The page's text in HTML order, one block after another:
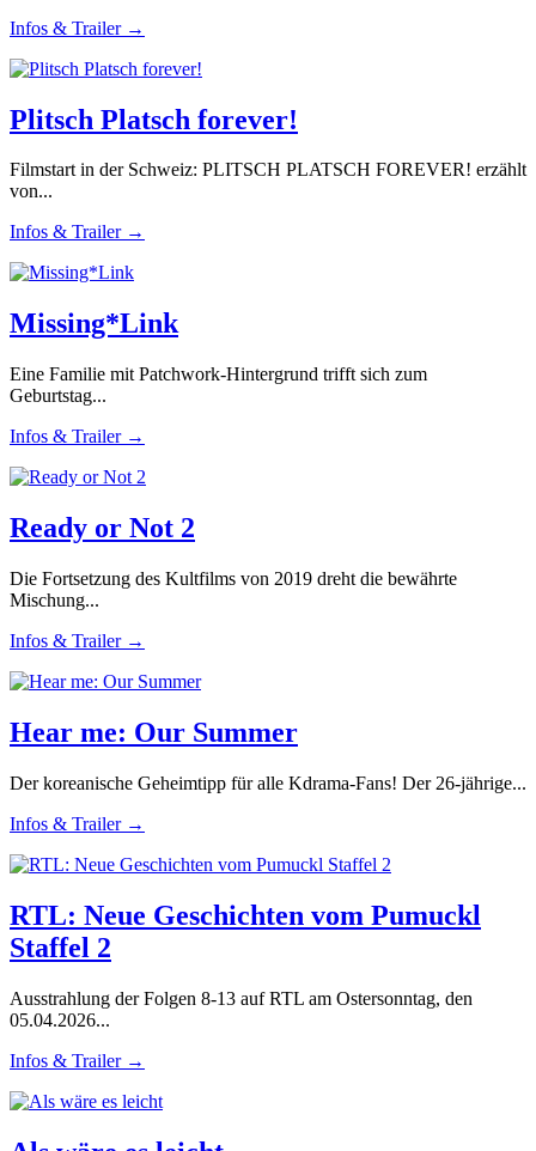
Infos & Trailer →
Plitsch Platsch forever!
Filmstart in der Schweiz: PLITSCH PLATSCH FOREVER! erzählt
von...
Infos & Trailer →
Missing*Link
Eine Familie mit Patchwork-Hintergrund trifft sich zum
Geburtstag...
Infos & Trailer →
Ready or Not 2
Die Fortsetzung des Kultfilms von 2019 dreht die bewährte
Mischung...
Infos & Trailer →
Hear me: Our Summer
Der koreanische Geheimtipp für alle Kdrama-Fans! Der 26-jährige...
Infos & Trailer →
RTL: Neue Geschichten vom Pumuckl
Staffel 2
Ausstrahlung der Folgen 8-13 auf RTL am Ostersonntag, den
05.04.2026...
Infos & Trailer →